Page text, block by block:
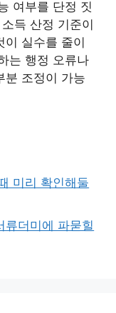
여부를 단정 짓
득 산정 기준이
이 실수를 줄이
는 행정 오류나
분 조정이 가능
미리 확인해둘
류더미에 파묻힐